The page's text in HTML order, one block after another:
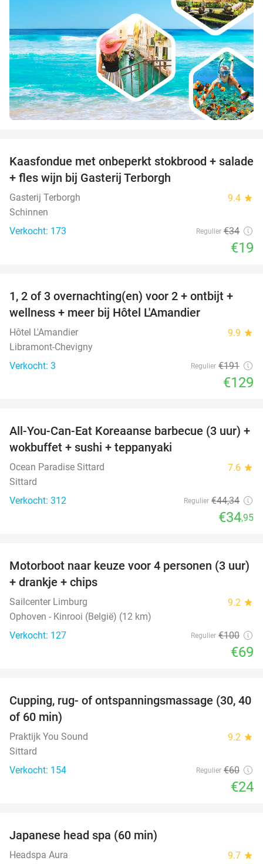
44%
Kaasfondue met onbeperkt stokbrood + salade
+ fles wijn bij Gasterij Terborgh
Gasterij Terborgh 9.4 star
Schinnen
Verkocht: 173
Regulier €34
€19
32%
TODAY
1, 2 of 3 overnachting(en) voor 2 + ontbijt +
wellness + meer bij Hôtel L'Amandier
Hôtel L'Amandier 9.9 star
Libramont-Chevigny
Verkocht: 3
Regulier €191
€129
21%
All-You-Can-Eat Koreaanse barbecue (3 uur) +
wokbuffet + sushi + teppanyaki
Ocean Paradise Sittard 7.6 star
Sittard
Verkocht: 312
Regulier €44,34
€34,95
31%
Motorboot naar keuze voor 4 personen (3 uur)
+ drankje + chips
Sailcenter Limburg 9.2 star
Ophoven - Kinrooi (België) (12 km)
Verkocht: 127
Regulier €100
€69
60%
Cupping, rug- of ontspanningsmassage (30, 40
of 60 min)
Praktijk You Sound 9.2 star
Sittard
Verkocht: 154
Regulier €60
€24
Japanese head spa (60 min)
Headspa Aura 9.7 star